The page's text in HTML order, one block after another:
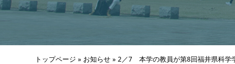
トップページ » お知らせ » 2／7 本学の教員が第8回福井県科学